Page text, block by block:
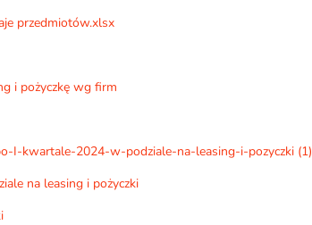
przedmiotów.xlsx
i pożyczkę wg firm
I-kwartale-2024-w-podziale-na-leasing-i-pozyczki (1)
na leasing i pożyczki